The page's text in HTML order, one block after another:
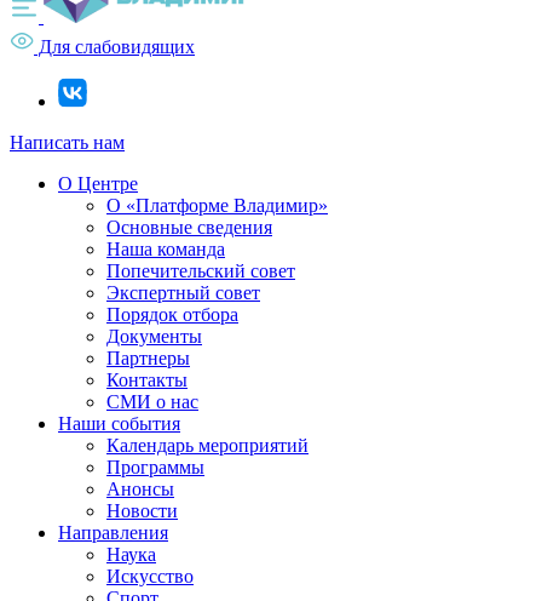
Для слабовидящих
Написать нам
О Центре
О «Платформе Владимир»
Основные сведения
Наша команда
Попечительский совет
Экспертный совет
Порядок отбора
Документы
Партнеры
Контакты
СМИ о нас
Наши события
Календарь мероприятий
Программы
Анонсы
Новости
Направления
Наука
Искусство